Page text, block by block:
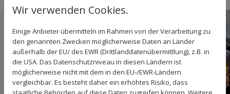
Wir verwenden Cookies.
Einige Anbieter übermitteln im Rahmen von der Verarbeitung zu
den genannten Zwecken möglicherweise Daten an Länder
außerhalb der EU/ des EWR (Drittlanddatenübermittlung), z.B. in
die USA. Das Datenschutzniveau in diesen Ländern ist
möglicherweise nicht mit dem in den EU-/EWR-Ländern
vergleichbar. Es besteht daher ein erhöhtes Risiko, dass